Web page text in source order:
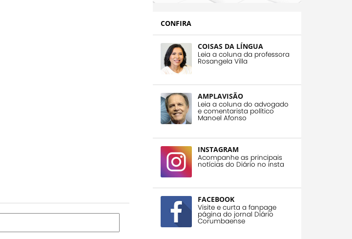
CONFIRA
COISAS DA LÍNGUA
Leia a coluna da professora
Rosangela Villa
AMPLAVISÃO
Leia a coluna do advogado
e comentarista político
Manoel Afonso
INSTAGRAM
Acompanhe as principais
notícias do Diário no insta
FACEBOOK
Visite e curta a fanpage
página do jornal Diário
Corumbaense